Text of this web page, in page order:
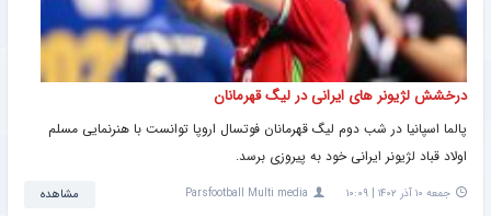
درخشش لژیونر های ایرانی در لیگ قهرمانان
پالما اسپانیا در شب دوم لیگ قهرمانان فوتسال اروپا توانست با هنرنمایی مسلم
اولاد قباد لژیونر ایرانی خود به پیروزی برسد.
جمعه ۱۰ آذر ۱۴۰۲ | ۱۰:۰۹ Parsfootball Multi media مشاهده